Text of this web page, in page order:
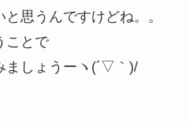
思うんですけどね。。
ことで
ましょうーヽ(´▽｀)/